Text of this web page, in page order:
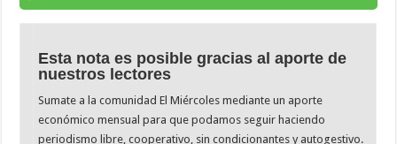
Esta nota es posible gracias al aporte de
nuestros lectores
Sumate a la comunidad El Miércoles mediante un aporte
económico mensual para que podamos seguir haciendo
periodismo libre, cooperativo, sin condicionantes y autogestivo.